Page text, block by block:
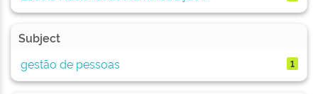
Subject
gestão de pessoas
1